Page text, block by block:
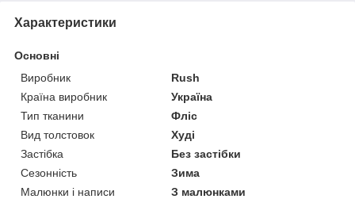
Характеристики
Основні
Виробник
Rush
Країна виробник
Україна
Тип тканини
Фліс
Вид толстовок
Худі
Застібка
Без застібки
Сезонність
Зима
Малюнки і написи
З малюнками